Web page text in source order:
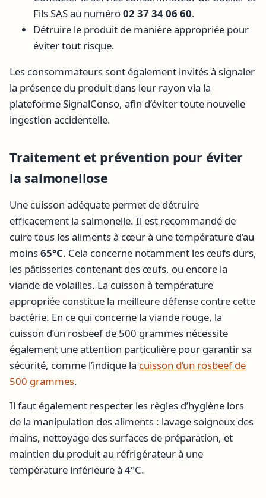
Fils SAS au numéro02 37 34 06 60.
Détruire le produit de manière appropriée pour
éviter tout risque.
Les consommateurs sont également invités à signaler
la présence du produit dans leur rayon via la
plateforme SignalConso, afin d’éviter toute nouvelle
ingestion accidentelle.
Traitement et prévention pour éviter
la salmonellose
Une cuisson adéquate permet de détruire
efficacement la salmonelle. Il est recommandé de
cuire tous les aliments à cœur à une température d’au
moins65°C. Cela concerne notamment les œufs durs,
les pâtisseries contenant des œufs, ou encore la
viande de volailles. La cuisson à température
appropriée constitue la meilleure défense contre cette
bactérie. En ce qui concerne la viande rouge, la
cuisson d’un rosbeef de 500 grammes nécessite
également une attention particulière pour garantir sa
sécurité, comme l’indique la cuisson d’un rosbeef de
500 grammes.
Il faut également respecter les règles d’hygiène lors
de la manipulation des aliments : lavage soigneux des
mains, nettoyage des surfaces de préparation, et
maintien du produit au réfrigérateur à une
température inférieure à 4°C.